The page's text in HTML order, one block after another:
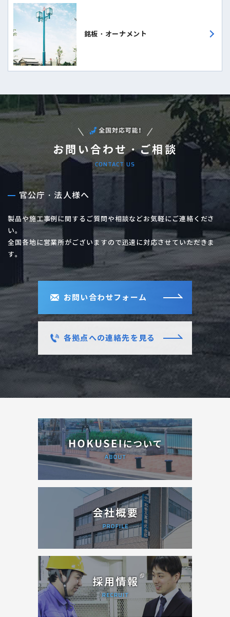
銘板・オーナメント
お問い合わせ・ご相談
CONTACT US
官公庁・法人様へ
製品や施工事例に関するご質問や相談などお気軽にご連絡くださ
い。
全国各地に営業所がございますので迅速に対応させていただきま
す。
お問い合わせフォーム
各拠点への連絡先を見る